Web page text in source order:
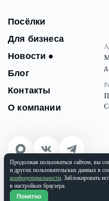
Посёлки
Для бизнеса
Новости ●
Блог
Контакты
О компании
© 2026 Все права защищены
ООО «ЗЕМЭКС» ИНН:
Политика конфиденциальности
Продолжая пользоваться сайтом, вы
и других пользовательских данных в
конфиденциальности. Заблокировать
в настройках браузера.
Понятно